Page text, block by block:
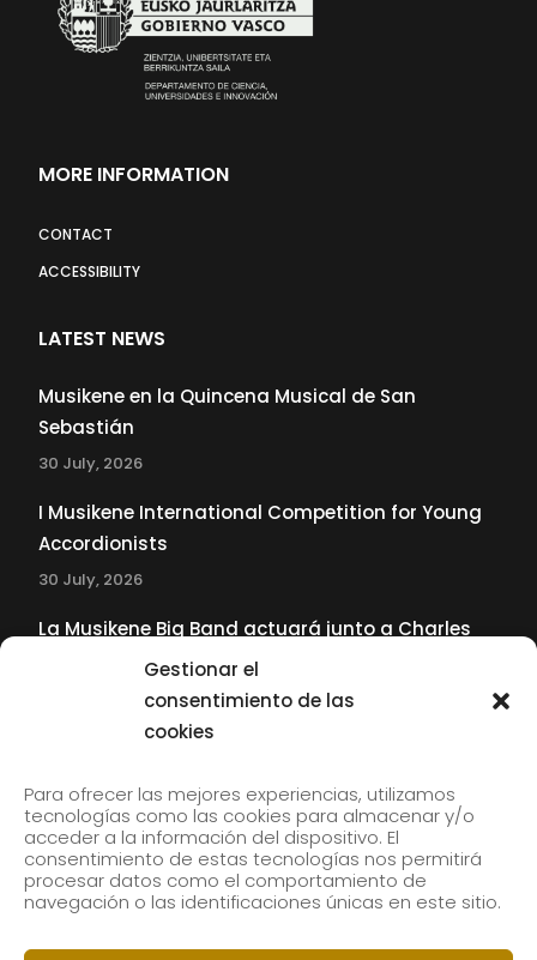
Gestionar el
consentimiento de las
cookies
Para ofrecer las mejores experiencias, utilizamos
tecnologías como las cookies para almacenar y/o
acceder a la información del dispositivo. El
consentimiento de estas tecnologías nos permitirá
procesar datos como el comportamiento de
navegación o las identificaciones únicas en este sitio.
MORE INFORMATION
CONTACT
ACCESSIBILITY
LATEST NEWS
Musikene en la Quincena Musical de San
Sebastián
30 July, 2026
I Musikene International Competition for Young
Accordionists
30 July, 2026
La Musikene Big Band actuará junto a Charles
Tolliver en el 61 Jazzaldia
Subscribe to our newsletter to receive our news by
email.